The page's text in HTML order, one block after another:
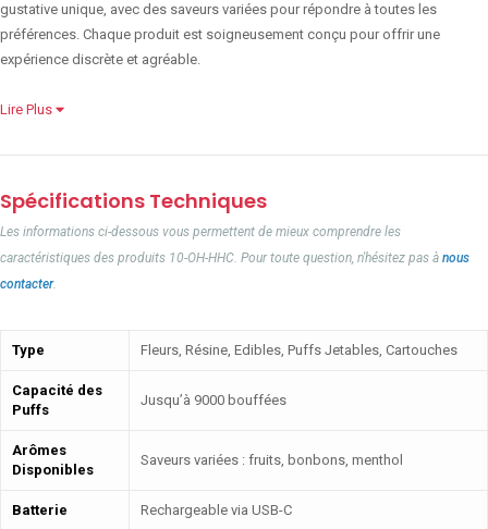
gustative unique, avec des saveurs variées pour répondre à toutes les
préférences. Chaque produit est soigneusement conçu pour offrir une
expérience discrète et agréable.
Lire Plus
Spécifications Techniques
Les informations ci-dessous vous permettent de mieux comprendre les
caractéristiques des produits 10-OH-HHC. Pour toute question, n'hésitez pas à nous
contacter.
Type Fleurs, Résine, Edibles, Puffs Jetables, Cartouches
Capacité des
Puffs
Jusqu’à 9000 bouffées
Arômes
Disponibles
Saveurs variées : fruits, bonbons, menthol
Batterie Rechargeable via USB-C